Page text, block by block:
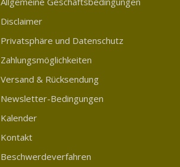
Disclaimer
Privatsphäre und Datenschutz
Zahlungsmöglichkeiten
Versand & Rücksendung
Newsletter-Bedingungen
Kalender
Kontakt
Beschwerdeverfahren